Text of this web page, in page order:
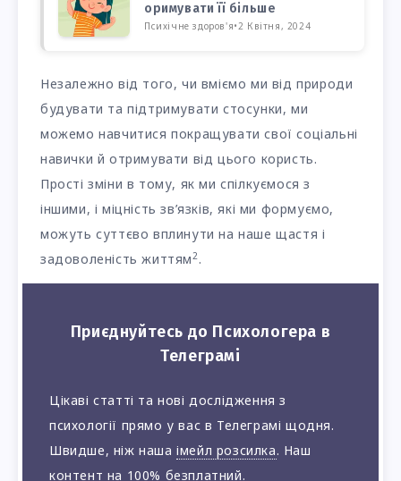
оримувати її більше
Психічне здоров'я•2 Квітня, 2024
Незалежно від того, чи вміємо ми від природи
будувати та підтримувати стосунки, ми
можемо навчитися покращувати свої соціальні
навички й отримувати від цього користь.
Прості зміни в тому, як ми спілкуємося з
іншими, і міцність зв’язків, які ми формуємо,
можуть суттєво вплинути на наше щастя і
задоволеність життям 2 .
Приєднуйтесь до Психологера в
Телеграмі
Цікаві статті та нові дослідження з
психології прямо у вас в Телеграмі щодня.
Швидше, ніж нашаімейл розсилка. Наш
контент на 100% безплатний.